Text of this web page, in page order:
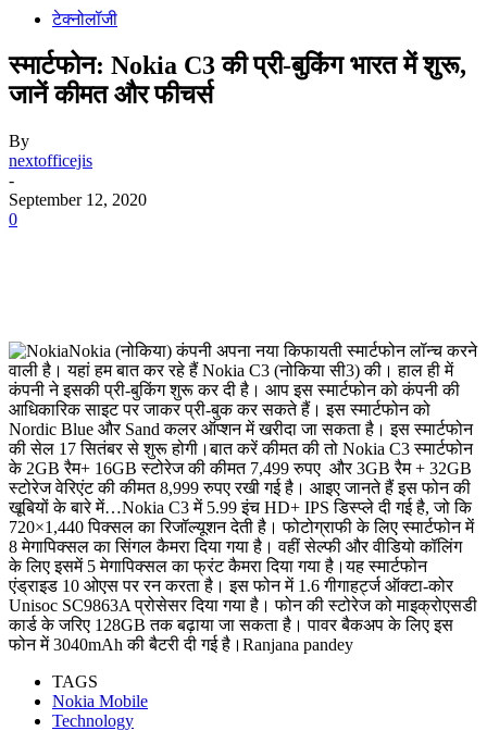
टेक्नोलॉजी
स्मार्टफोन: Nokia C3 की प्री-बुकिंग भारत में शुरू,
जानें कीमत और फीचर्स
By
nextofficejis
-
September 12, 2020
0
Nokia (नोकिया) कंपनी अपना नया किफायती स्मार्टफोन लॉन्च करने
वाली है। यहां हम बात कर रहे हैं Nokia C3 (नोकिया सी3) की। हाल ही में
कंपनी ने इसकी प्री-बुकिंग शुरू कर दी है। आप इस स्मार्टफोन को कंपनी की
आधिकारिक साइट पर जाकर प्री-बुक कर सकते हैं। इस स्मार्टफोन को
Nordic Blue और Sand कलर ऑप्शन में खरीदा जा सकता है। इस स्मार्टफोन
की सेल 17 सितंबर से शुरू होगी।बात करें कीमत की तो Nokia C3 स्मार्टफोन
के 2GB रैम+ 16GB स्टोरेज की कीमत 7,499 रुपए और 3GB रैम + 32GB
स्टोरेज वेरिएंट की कीमत 8,999 रुपए रखी गई है। आइए जानते हैं इस फोन की
खूबियों के बारे में…Nokia C3 में 5.99 इंच HD+ IPS डिस्प्ले दी गई है, जो कि
720×1,440 पिक्सल का रिजॉल्यूशन देती है। फोटोग्राफी के लिए स्मार्टफोन में
8 मेगापिक्सल का सिंगल कैमरा दिया गया है। वहीं सेल्फी और वीडियो कॉलिंग
के लिए इसमें 5 मेगापिक्सल का फ्रंट कैमरा दिया गया है।यह स्मार्टफोन
एंड्राइड 10 ओएस पर रन करता है। इस फोन में 1.6 गीगाहर्ट्ज ऑक्टा-कोर
Unisoc SC9863A प्रोसेसर दिया गया है। फोन की स्टोरेज को माइक्रोएसडी
कार्ड के जरिए 128GB तक बढ़ाया जा सकता है। पावर बैकअप के लिए इस
फोन में 3040mAh की बैटरी दी गई है।Ranjana pandey
TAGS
Nokia Mobile
Technology